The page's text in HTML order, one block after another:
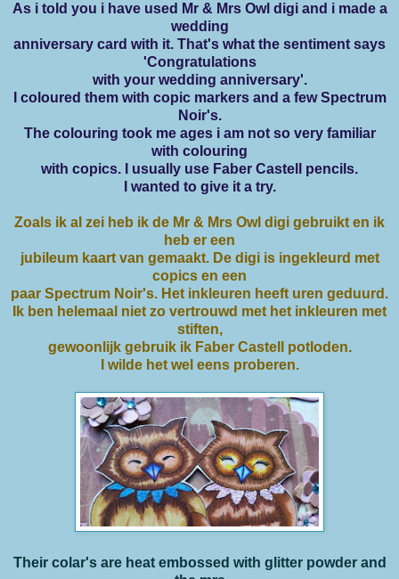
As i told you i have used Mr & Mrs Owl digi and i made a
wedding
anniversary card with it. That's what the sentiment says
'Congratulations
with your wedding anniversary'.
I coloured them with copic markers and a few Spectrum
Noir's.
The colouring took me ages i am not so very familiar
with colouring
with copics. I usually use Faber Castell pencils.
I wanted to give it a try.
Zoals ik al zei heb ik de Mr & Mrs Owl digi gebruikt en ik
heb er een
jubileum kaart van gemaakt. De digi is ingekleurd met
copics en een
paar Spectrum Noir's. Het inkleuren heeft uren geduurd.
Ik ben helemaal niet zo vertrouwd met het inkleuren met
stiften,
gewoonlijk gebruik ik Faber Castell potloden.
I wilde het wel eens proberen.
Their colar's are heat embossed with glitter powder and